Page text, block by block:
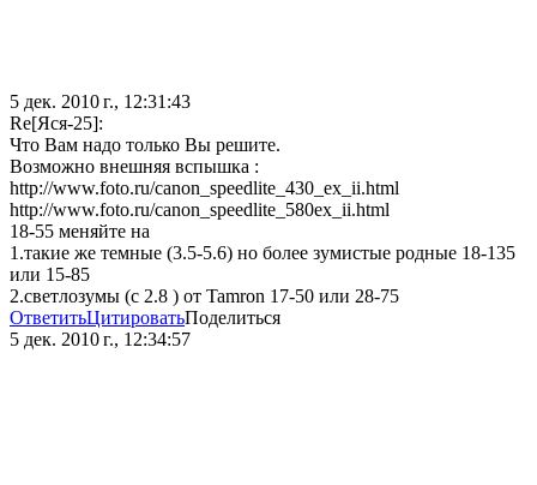
5 дек. 2010 г., 12:31:43
Re[Яся-25]:
Что Вам надо только Вы решите.
Возможно внешняя вспышка :
http://www.foto.ru/canon_speedlite_430_ex_ii.html
http://www.foto.ru/canon_speedlite_580ex_ii.html
18-55 меняйте на
1.такие же темные (3.5-5.6) но более зумистые родные 18-135
или 15-85
2.светлозумы (с 2.8 ) от Tamron 17-50 или 28-75
ОтветитьЦитироватьПоделиться
5 дек. 2010 г., 12:34:57